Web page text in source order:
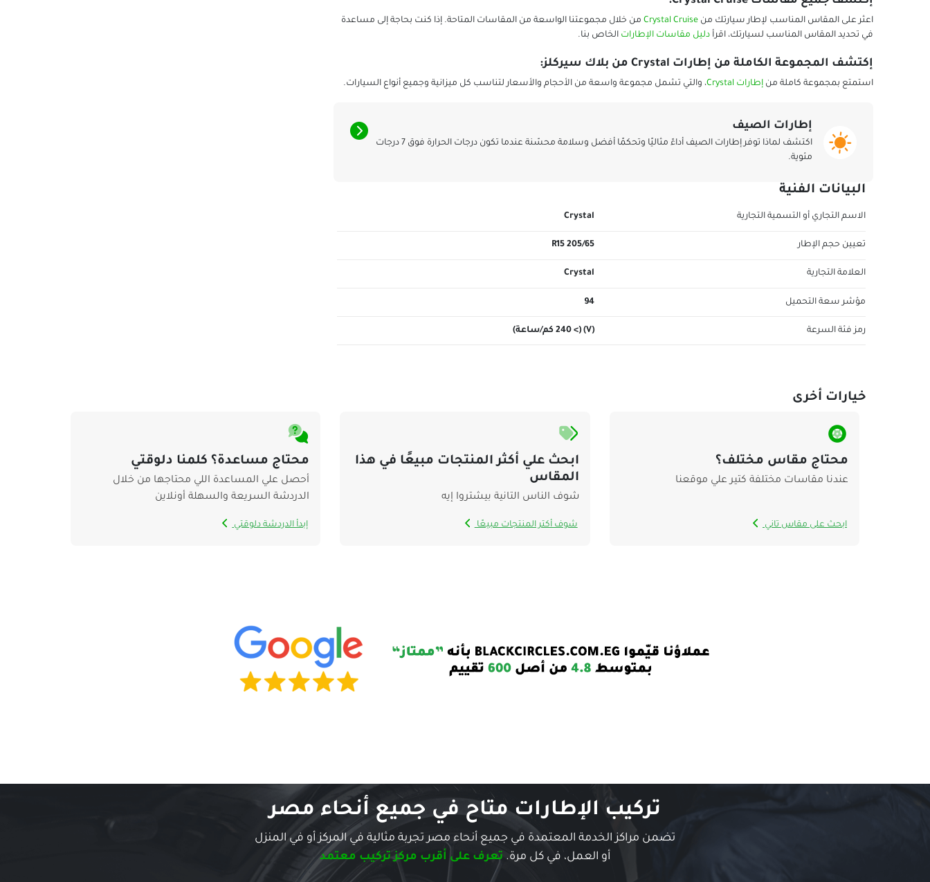
اعثر على المقاس المناسب لإطار سيارتك من Crystal Cruise من خلال مجموعتنا الواسعة من المقاسات المتاحة. إذا كنت بحاجة إلى مساعدة
في تحديد المقاس المناسب لسيارتك، اقرأ دليل مقاسات الإطارات الخاص بنا.
إكتشف المجموعة الكاملة من إطارات Crystal من بلاك سيركلز:
استمتع بمجموعة كاملة من إطارات Crystal ، والتي تشمل مجموعة واسعة من الأحجام والأسعار لتناسب كل ميزانية وجميع أنواع السيارات.
إطارات الصيف
اكتشف لماذا توفر إطارات الصيف أداءً مثاليًا وتحكمًا أفضل وسلامة محسّنة عندما تكون درجات الحرارة فوق 7 درجات
مئوية.
البيانات الفنية
الاسم التجاري أو التسمية التجارية Crystal
تعيين حجم الإطار 205/65 R15
العلامة التجارية Crystal
مؤشر سعة التحميل 94
رمز فئة السرعة (V) (> 240 كم/ساعة)
خيارات أخرى
محتاج مقاس مختلف؟
عندنا مقاسات مختلفة كتير علي موقعنا
ابحث على مقاس تاني
ابحث علي أكثر المنتجات مبيعًا في هذا
المقاس
شوف الناس التانية بيشتروا إيه
شوف أكتر المنتجات مبيعًا
محتاج مساعدة؟ كلمنا دلوقتي
أحصل علي المساعدة اللي محتاجها من خلال
الدردشة السريعة والسهلة أونلاين
إبدأ الدردشة دلوقتي
تركيب الإطارات متاح في جميع أنحاء مصر
تضمن مراكز الخدمة المعتمدة في جميع أنحاء مصر تجربة مثالية في المركز أو في المنزل
أو العمل، في كل مرة. تعرف على أقرب مركز تركيب معتمد